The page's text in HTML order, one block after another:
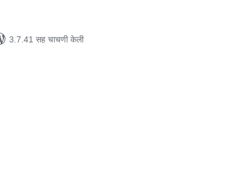
3.7.41 सह चाचणी केली